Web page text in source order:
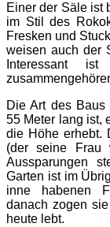
Einer der Säle ist
im Stil des
Fresken und
weisen auch der
Interessant
Die Art des
55 Meter lang ist,
die Höhe erhebt.
(der seine Frau
Aussparungen
Garten ist im
inne habenen
danach zogen
heute lebt.